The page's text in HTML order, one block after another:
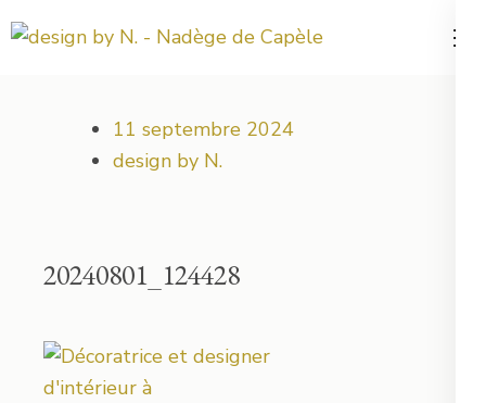
au
11 septembre 2024
design by N.
20240801_124428